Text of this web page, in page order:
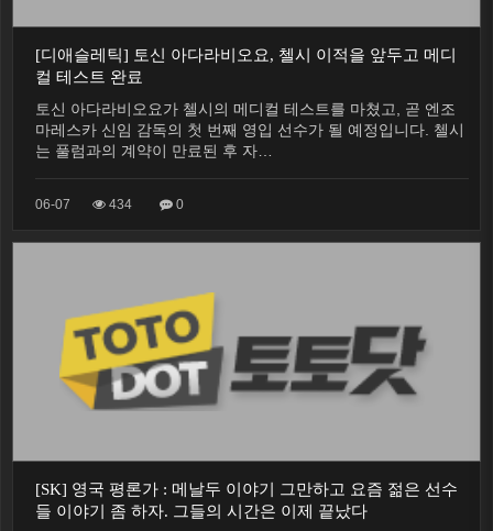
[디애슬레틱] 토신 아다라비오요, 첼시 이적을 앞두고 메디
컬 테스트 완료
토신 아다라비오요가 첼시의 메디컬 테스트를 마쳤고, 곧 엔조
마레스카 신임 감독의 첫 번째 영입 선수가 될 예정입니다. 첼시
는 풀럼과의 계약이 만료된 후 자…
06-07 434 0
[SK] 영국 평론가 : 메날두 이야기 그만하고 요즘 젊은 선수
들 이야기 좀 하자. 그들의 시간은 이제 끝났다